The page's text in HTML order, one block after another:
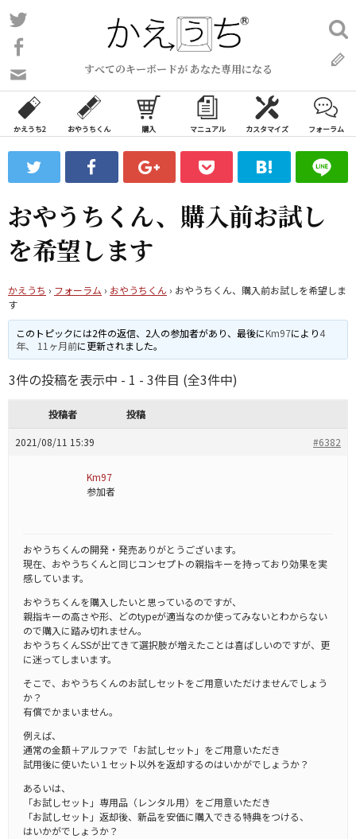
コ
ン
ン
ツ
ス
ッ
すべてのキーボードが あなた専用になる
い
合
わ
フ
ォ
ム
検
索:
かえうち2 おやうちくん 購入 マニュアル カスタマイズ フォーラム
おやうちくん、購入前お試し
を希望します
かえうち › フォーラム › おやうちくん › おやうちくん、購入前お試しを希望しま
す
このトピックには2件の返信、2人の参加者があり、最後にKm97により4
年、 11ヶ月前に更新されました。
3件の投稿を表示中 - 1 - 3件目 (全3件中)
投稿者 投稿
2021/08/11 15:39 #6382
Km97
参加者
おやうちくんの開発・発売ありがとうございます。
現在、おやうちくんと同じコンセプトの親指キーを持っており効果を実
感しています。
おやうちくんを購入したいと思っているのですが、
親指キーの高さや形、どのtypeが適当なのか使ってみないとわからない
ので購入に踏み切れません。
おやうちくんSSが出てきて選択肢が増えたことは喜ばしいのですが、更
に迷ってしまいます。
そこで、おやうちくんのお試しセットをご用意いただけませんでしょう
か？
有償でかまいません。
例えば、
通常の金額＋アルファで「お試しセット」をご用意いただき
試用後に使いたい１セット以外を返却するのはいかがでしょうか？
あるいは、
「お試しセット」専用品（レンタル用）をご用意いただき
「お試しセット」返却後、新品を安価に購入できる特典をつける、
はいかがでしょうか？